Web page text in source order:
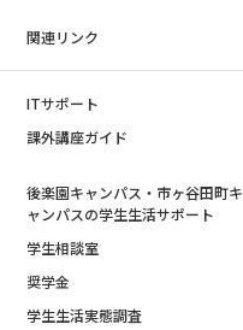
関連リンク
ITサポート
課外講座ガイド
後楽園キャンパス・市ヶ谷田町キ
ャンパスの学生生活サポート
学生相談室
奨学金
学生生活実態調査